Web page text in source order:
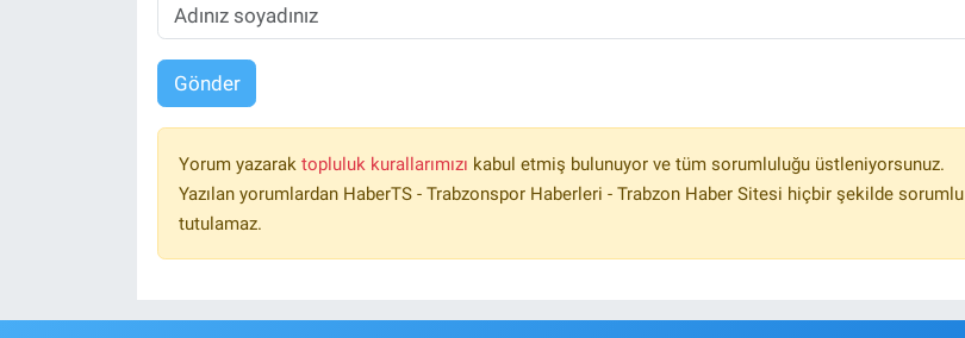
Gönder
Yorum yazarak topluluk kurallarımızı kabul etmiş bulunuyor ve tüm sorumluluğu üstleniyorsunuz.
Yazılan yorumlardan HaberTS - Trabzonspor Haberleri - Trabzon Haber Sitesi hiçbir şekilde sorumlu
tutulamaz.